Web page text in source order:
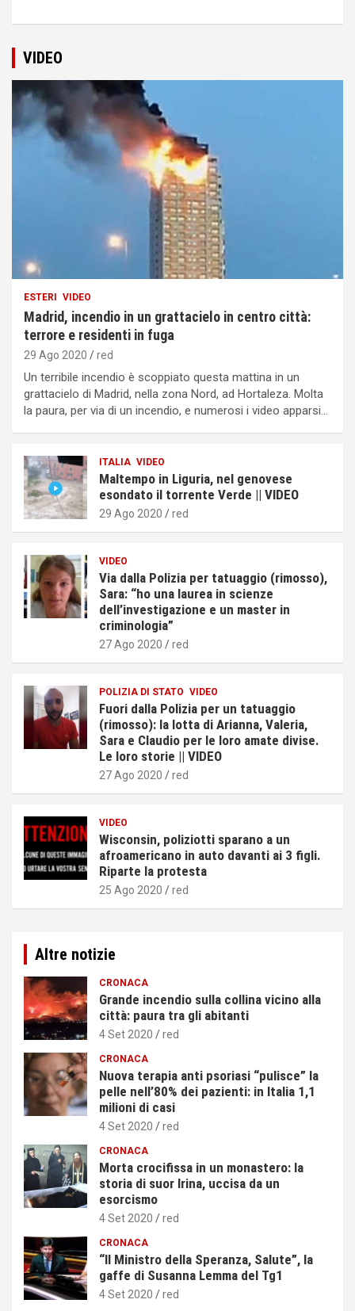
VIDEO
ESTERI VIDEO
Madrid, incendio in un grattacielo in centro città:
terrore e residenti in fuga
29 Ago 2020 red
Un terribile incendio è scoppiato questa mattina in un
grattacielo di Madrid, nella zona Nord, ad Hortaleza. Molta
la paura, per via di un incendio, e numerosi i video apparsi…
ITALIA VIDEO
Maltempo in Liguria, nel genovese
esondato il torrente Verde || VIDEO
29 Ago 2020 red
VIDEO
Via dalla Polizia per tatuaggio (rimosso),
Sara: “ho una laurea in scienze
dell’investigazione e un master in
criminologia”
27 Ago 2020 red
POLIZIA DI STATO VIDEO
Fuori dalla Polizia per un tatuaggio
(rimosso): la lotta di Arianna, Valeria,
Sara e Claudio per le loro amate divise.
Le loro storie || VIDEO
27 Ago 2020 red
VIDEO
Wisconsin, poliziotti sparano a un
afroamericano in auto davanti ai 3 figli.
Riparte la protesta
25 Ago 2020 red
Altre notizie
CRONACA
Grande incendio sulla collina vicino alla
città: paura tra gli abitanti
4 Set 2020 red
CRONACA
Nuova terapia anti psoriasi “pulisce” la
pelle nell’80% dei pazienti: in Italia 1,1
milioni di casi
4 Set 2020 red
CRONACA
Morta crocifissa in un monastero: la
storia di suor Irina, uccisa da un
esorcismo
4 Set 2020 red
CRONACA
“Il Ministro della Speranza, Salute”, la
gaffe di Susanna Lemma del Tg1
4 Set 2020 red